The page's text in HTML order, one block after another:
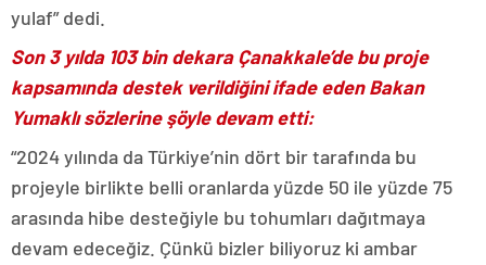
yulaf” dedi.
Son 3 yılda 103 bin dekara Çanakkale’de bu proje
kapsamında destek verildiğini ifade eden Bakan
Yumaklı sözlerine şöyle devam etti:
“2024 yılında da Türkiye’nin dört bir tarafında bu
projeyle birlikte belli oranlarda yüzde 50 ile yüzde 75
arasında hibe desteğiyle bu tohumları dağıtmaya
devam edeceğiz. Çünkü bizler biliyoruz ki ambar